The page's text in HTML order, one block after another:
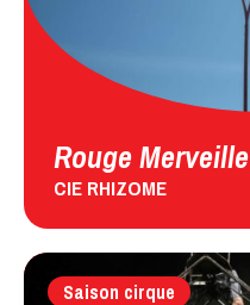
Rouge Merveille
CIE RHIZOME
Saison cirque